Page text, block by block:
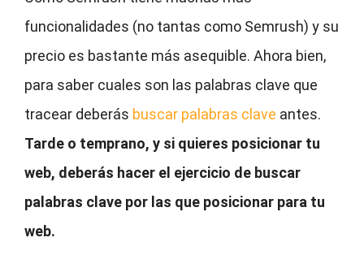
funcionalidades (no tantas como Semrush) y su
precio es bastante más asequible. Ahora bien,
para saber cuales son las palabras clave que
tracear deberás buscar palabras clave antes.
Tarde o temprano, y si quieres posicionar tu
web, deberás hacer el ejercicio de buscar
palabras clave por las que posicionar para tu
web.